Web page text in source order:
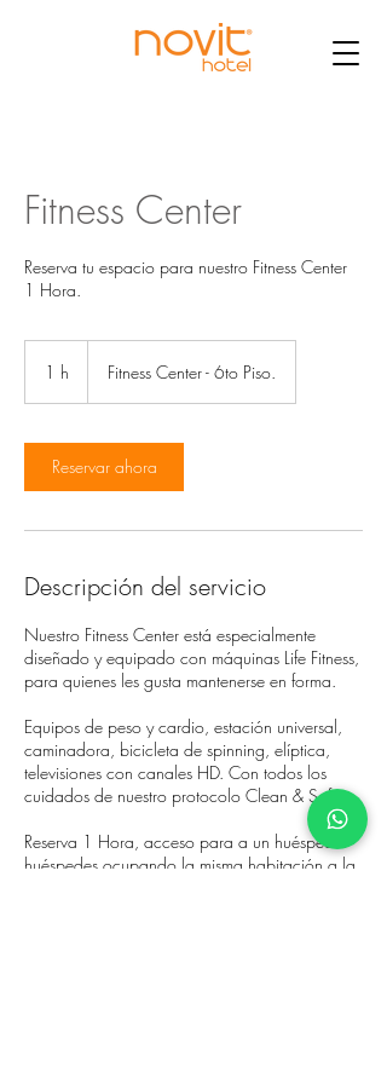
Fitness Center
Reserva tu espacio para nuestro Fitness Center
1 Hora.
1 h Fitness Center - 6to Piso.
Reservar ahora
Descripción del servicio
Nuestro Fitness Center está especialmente
diseñado y equipado con máquinas Life Fitness,
para quienes les gusta mantenerse en forma.
Equipos de peso y cardio, estación universal,
caminadora, bicicleta de spinning, elíptica,
televisiones con canales HD. Con todos los
cuidados de nuestro protocolo Clean & Safe.
Reserva 1 Hora, acceso para a un huésped o
huéspedes ocupando la misma habitación a la